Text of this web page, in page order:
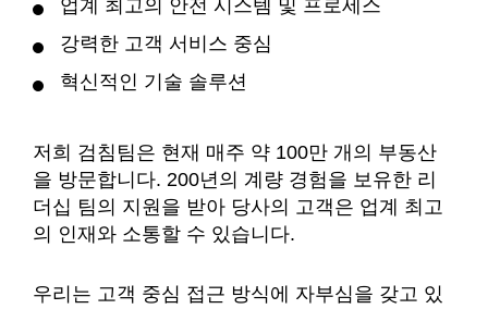
업계 최고의 안전 시스템 및 프로세스
강력한 고객 서비스 중심
혁신적인 기술 솔루션
저희 검침팀은 현재 매주 약 100만 개의 부동산
을 방문합니다. 200년의 계량 경험을 보유한 리
더십 팀의 지원을 받아 당사의 고객은 업계 최고
의 인재와 소통할 수 있습니다.
우리는 고객 중심 접근 방식에 자부심을 갖고 있